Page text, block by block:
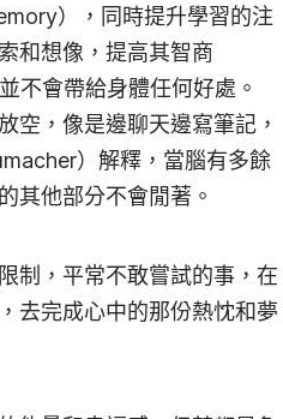
），同時提升學習的注
和想像，提高其智商
不會帶給身體任何好處。
空，像是邊聊天邊寫筆記，
）解釋，當腦有多餘
其他部分不會閒著。
制，平常不敢嘗試的事，在
去完成心中的那份熱忱和夢